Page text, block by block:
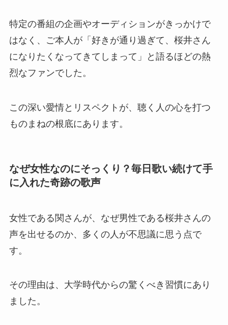
特定の番組の企画やオーディションがきっかけで
はなく、ご本人が「好きが通り過ぎて、桜井さん
になりたくなってきてしまって」と語るほどの熱
烈なファンでした。
この深い愛情とリスペクトが、聴く人の心を打つ
ものまねの根底にあります。
なぜ女性なのにそっくり？毎日歌い続けて手
に入れた奇跡の歌声
女性である関さんが、なぜ男性である桜井さんの
声を出せるのか、多くの人が不思議に思う点で
す。
その理由は、大学時代からの驚くべき習慣にあり
ました。